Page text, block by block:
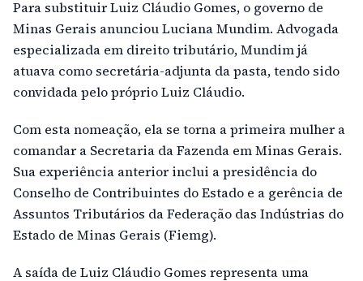
Para substituir Luiz Cláudio Gomes, o governo de
Minas Gerais anunciou Luciana Mundim. Advogada
especializada em direito tributário, Mundim já
atuava como secretária-adjunta da pasta, tendo sido
convidada pelo próprio Luiz Cláudio.
Com esta nomeação, ela se torna a primeira mulher a
comandar a Secretaria da Fazenda em Minas Gerais.
Sua experiência anterior inclui a presidência do
Conselho de Contribuintes do Estado e a gerência de
Assuntos Tributários da Federação das Indústrias do
Estado de Minas Gerais (Fiemg).
A saída de Luiz Cláudio Gomes representa uma